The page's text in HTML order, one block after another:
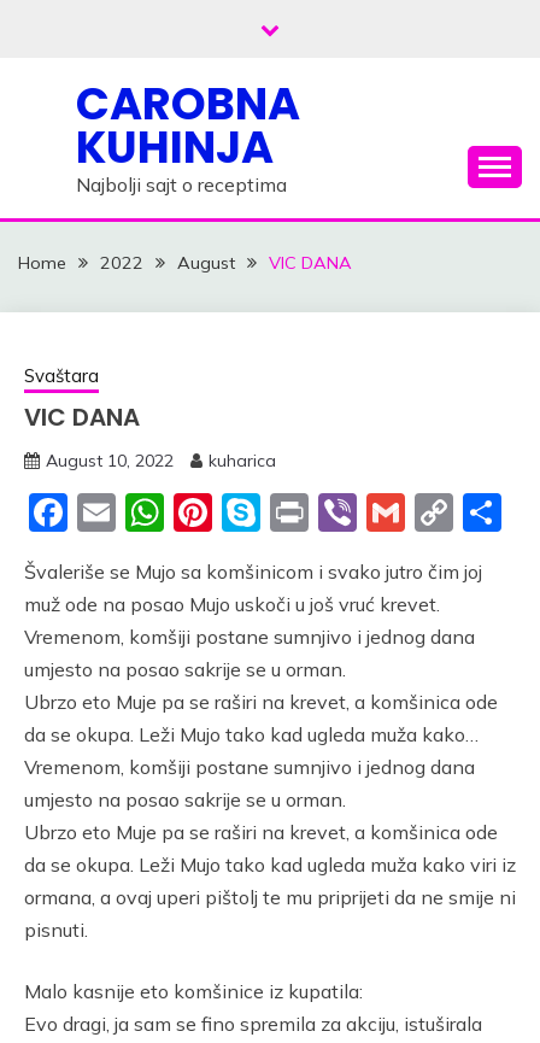
CAROBNA
KUHINJA
Najbolji sajt o receptima
Home 2022 August VIC DANA
Svaštara
VIC DANA
August 10, 2022 kuharica
Facebook
EmailWhatsApp
Pinterest
Skype
PrintViberGmail
Švaleriše se Mujo sa komšinicom i svako jutro čim joj
muž ode na posao Mujo uskoči u još vruć krevet.
Vremenom, komšiji postane sumnjivo i jednog dana
umjesto na posao sakrije se u orman.
Ubrzo eto Muje pa se raširi na krevet, a komšinica ode
da se okupa. Leži Mujo tako kad ugleda muža kako…
Vremenom, komšiji postane sumnjivo i jednog dana
umjesto na posao sakrije se u orman.
Ubrzo eto Muje pa se raširi na krevet, a komšinica ode
da se okupa. Leži Mujo tako kad ugleda muža kako viri iz
ormana, a ovaj uperi pištolj te mu priprijeti da ne smije ni
pisnuti.
Malo kasnije eto komšinice iz kupatila:
Evo dragi, ja sam se fino spremila za akciju, istuširala